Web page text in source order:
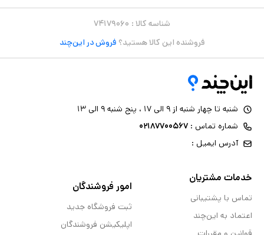
شناسه کالا : ۷۴۱۷۹۰۶۰
فروشنده این کالا هستید؟ فروش در این‌چند
شنبه تا چهار شنبه از ۹ الی ۱۷ ، پنج شنبه ۹ الی ۱۳
شماره تماس : ۰۲۱۸۷۷۰۰۵۶۷
آدرس ایمیل :
خدمات مشتریان
تماس با پشتیبانی
اعتماد به این‌چند
امور فروشندگان
ثبت فروشگاه جدید
اپلیکیشن فروشندگان